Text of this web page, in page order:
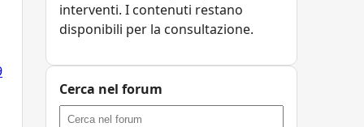
interventi. I contenuti restano
disponibili per la consultazione.
Cerca nel forum